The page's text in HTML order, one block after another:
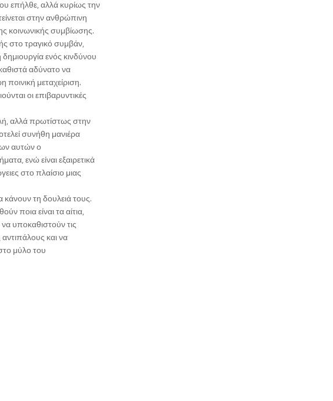
επήλθε, αλλά κυρίως την
στην ανθρώπινη
κοινωνικής συμβίωσης.
στο τραγικό συμβάν,
ενός κινδύνου
αδύνατο να
μεταχείριση.
οι επιβαρυντικές
αλλά πρωτίστως στην
συνήθη μανιέρα
αυτών ο
ενώ είναι εξαιρετικά
στο πλαίσιο μιας
κάνουν τη δουλειά τους.
ποια είναι τα αίτια,
υποκαθιστούν τις
και να
μύλο του